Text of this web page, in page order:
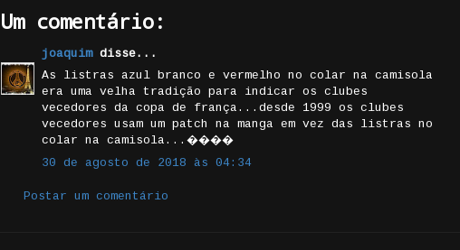
Um comentário:
joaquimdisse...
As listras azul branco e vermelho no colar na camisola
era uma velha tradição para indicar os clubes
vecedores da copa de frança...desde 1999 os clubes
vecedores usam um patch na manga em vez das listras no
colar na camisola...����
30 de agosto de 2018 às 04:34
Postar um comentário